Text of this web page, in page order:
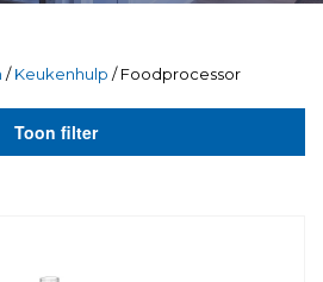
/Keukenhulp / Foodprocessor
Toon filter